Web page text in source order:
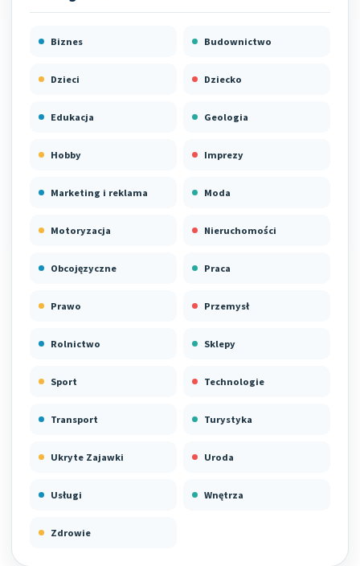
Biznes Budownictwo
Dzieci Dziecko
Edukacja Geologia
Hobby Imprezy
Marketing i reklama Moda
Motoryzacja Nieruchomości
Obcojęzyczne Praca
Prawo Przemysł
Rolnictwo Sklepy
Sport Technologie
Transport Turystyka
Ukryte Zajawki Uroda
Usługi Wnętrza
Zdrowie